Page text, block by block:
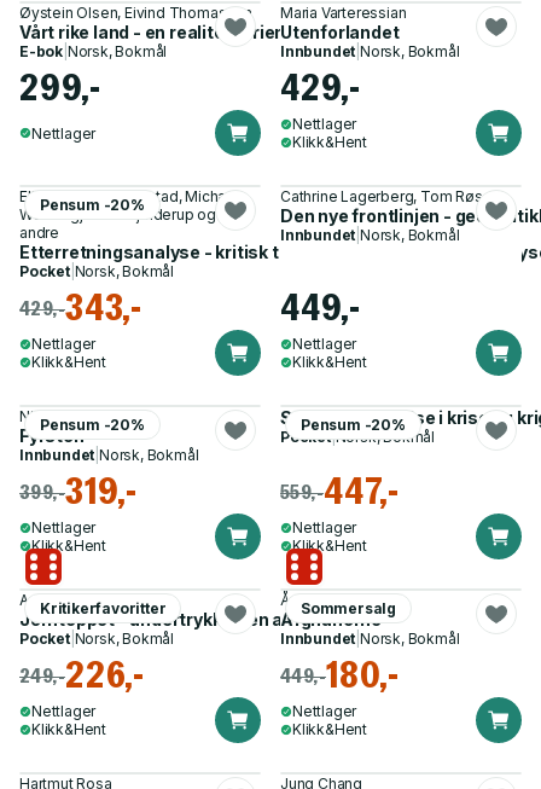
Øystein Olsen, Eivind Thomassen
Vårt rike land - en realitetsorientering om norsk økonomi
E-bok Norsk, Bokmål
299,-
Nettlager
Maria Varteressian
Utenforlandet
Innbundet |Norsk, Bokmål
429,-
Nettlager
Klikk&Hent
Pensum -20%
Ellen Thelin Haugestad, Michael
Weddegjerde Skjelderup og 2
andre
Etterretningsanalyse - kritisk tenkning og strukturerte
Pocket| Norsk, Bokmål
429,-343,-
Nettlager
Klikk&Hent
Cathrine Lagerberg, Tom Røseth
Den nye frontlinjen -
Innbundet |Norsk, Bokmål
449,-
Nettlager
Klikk&Hent
Pensum -20%
Niccolò Machiavelli
Fyrsten
Innbundet |Norsk, Bokmål
399,-319,-
Nettlager
Klikk&Hent
Pensum -20%
Strategisk ledelse i krise og
Pocket|Norsk, Bokmål
559,-447,-
Nettlager
Klikk&Hent
Kritikerfavoritter
Anne Applebaum
Jernteppet - undertrykkelsen av Øst-Europa 1944-1956
Pocket| Norsk, Bokmål
249,-226,-
Nettlager
Klikk&Hent
Sommersalg
Åsne Seierstad
Afghanerne
Innbundet |Norsk, Bokmål
449,-180,-
Nettlager
Klikk&Hent
Hartmut Rosa Jung Chang